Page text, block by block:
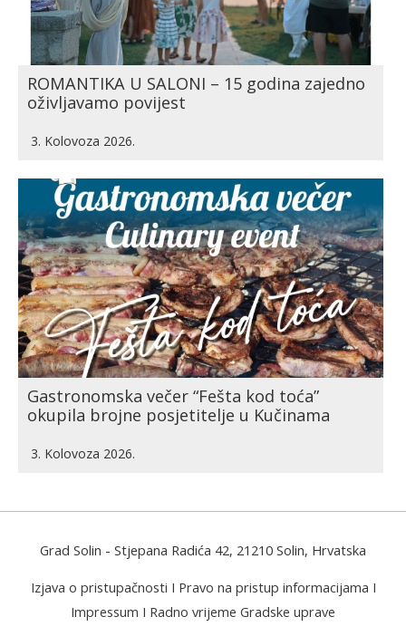
ROMANTIKA U SALONI – 15 godina zajedno
oživljavamo povijest
3. Kolovoza 2026.
Gastronomska večer “Fešta kod toća”
okupila brojne posjetitelje u Kučinama
3. Kolovoza 2026.
Grad Solin - Stjepana Radića 42, 21210 Solin, Hrvatska
Izjava o pristupačnosti I Pravo na pristup informacijama I
Impressum I Radno vrijeme Gradske uprave